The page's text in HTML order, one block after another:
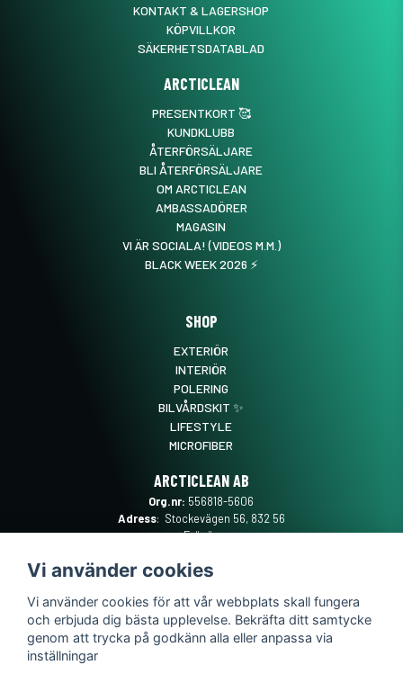
KONTAKT & LAGERSHOP
KÖPVILLKOR
SÄKERHETSDATABLAD
ARCTICLEAN
PRESENTKORT 🥰
KUNDKLUBB
ÅTERFÖRSÄLJARE
BLI ÅTERFÖRSÄLJARE
OM ARCTICLEAN
AMBASSADÖRER
MAGASIN
VI ÄR SOCIALA! (VIDEOS M.M.)
BLACK WEEK 2026 ⚡️
SHOP
EXTERIÖR
INTERIÖR
POLERING
BILVÅRDSKIT ✨
LIFESTYLE
MICROFIBER
ARCTICLEAN AB
Org.nr: 556818-5606
Adress: Stockevägen 56, 832 56
Frösön
Telefon:0101889555
Vi använder cookies
Vi använder cookies för att vår webbplats skall fungera
och erbjuda dig bästa upplevelse. Bekräfta ditt samtycke
genom att trycka på godkänn alla eller anpassa via
inställningar